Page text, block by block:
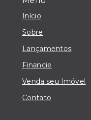
Início
Sobre
Lançamentos
Financie
Venda seu Imóvel
Contato